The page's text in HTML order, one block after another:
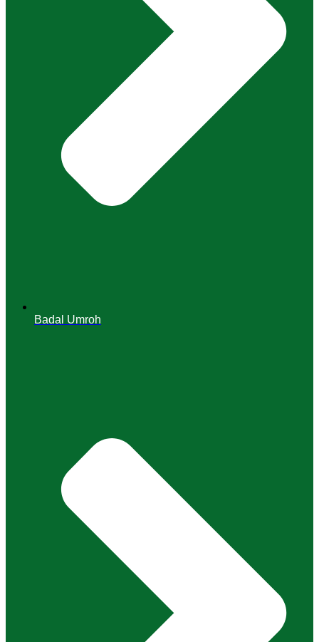
Badal Umroh